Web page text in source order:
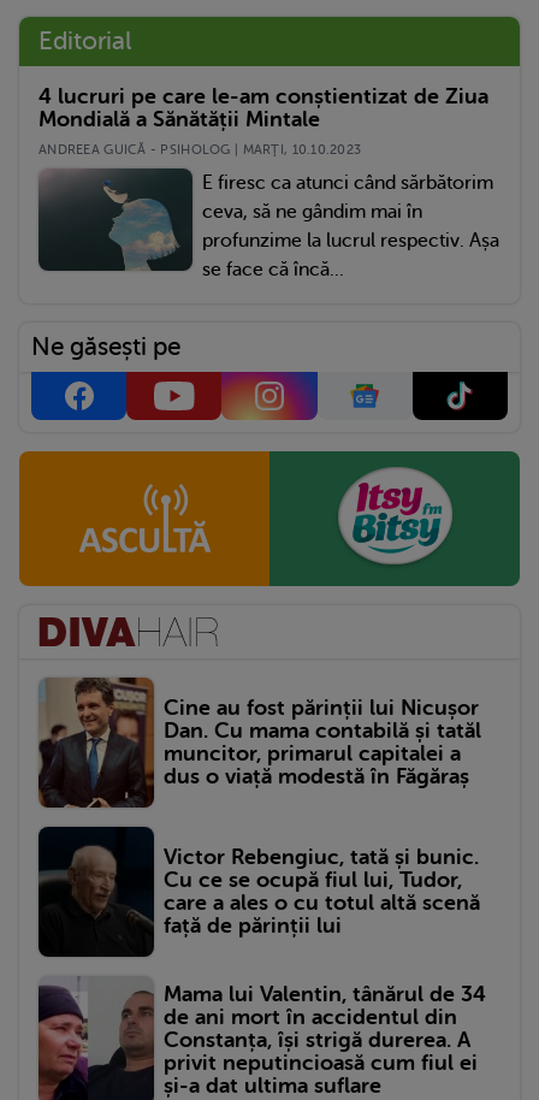
Editorial
4 lucruri pe care le-am conștientizat de Ziua
Mondială a Sănătății Mintale
ANDREEA GUICĂ - PSIHOLOG | MARŢI, 10.10.2023
E firesc ca atunci când sărbătorim
ceva, să ne gândim mai în
profunzime la lucrul respectiv. Așa
se face că încă...
Ne găsești pe
Cine au fost părinții lui Nicușor
Dan. Cu mama contabilă și tatăl
muncitor, primarul capitalei a
dus o viață modestă în Făgăraș
Victor Rebengiuc, tată și bunic.
Cu ce se ocupă fiul lui, Tudor,
care a ales o cu totul altă scenă
față de părinții lui
Mama lui Valentin, tânărul de 34
de ani mort în accidentul din
Constanța, își strigă durerea. A
privit neputincioasă cum fiul ei
și-a dat ultima suflare